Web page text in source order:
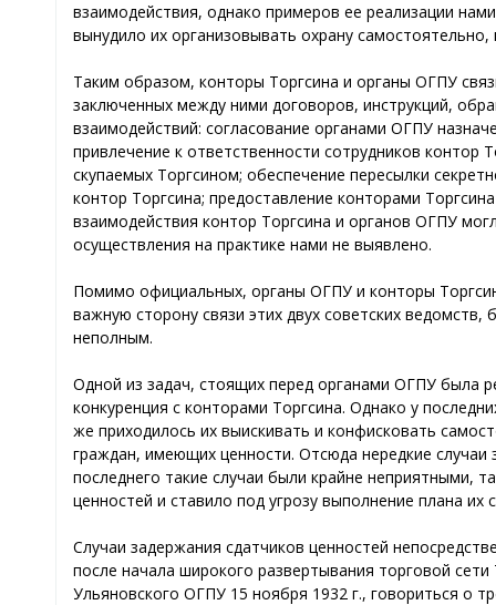
взаимодействия, однако примеров ее реализации
вынудило их организовывать охрану
Таким образом, конторы Торгсина и органы ОГПУ
заключенных между ними договоров, инструкций,
взаимодействий: согласование органами ОГПУ
привлечение к ответственности сотрудников
скупаемых Торгсином; обеспечение пересылки
контор Торгсина; предоставление конторами
взаимодействия контор Торгсина и органов ОГПУ
осуществления на практике нами не выявлено.
Помимо официальных, органы ОГПУ и конторы
важную сторону связи этих двух советских
неполным.
Одной из задач, стоящих перед органами ОГПУ была
конкуренция с конторами Торгсина. Однако у
же приходилось их выискивать и конфисковать
граждан, имеющих ценности. Отсюда нередкие случаи
последнего такие случаи были крайне неприятными,
ценностей и ставило под угрозу выполнение плана их
Случаи задержания сдатчиков ценностей
после начала широкого развертывания торговой
Ульяновского ОГПУ 15 ноября 1932 г., говориться о